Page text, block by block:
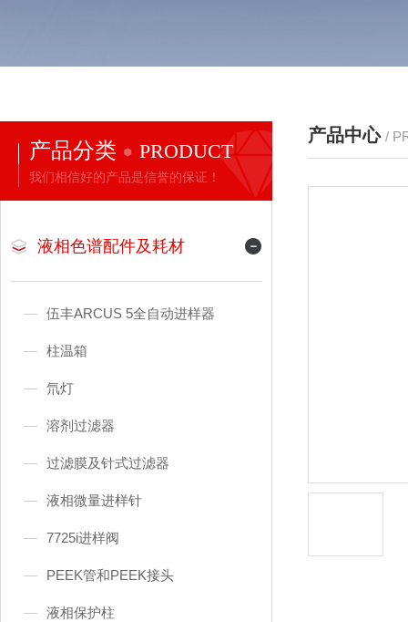
产品分类 PRODUCT
我们相信好的产品是信誉的保证！
液相色谱配件及耗材
伍丰ARCUS 5全自动进样器
柱温箱
氘灯
溶剂过滤器
过滤膜及针式过滤器
液相微量进样针
7725i进样阀
PEEK管和PEEK接头
液相保护柱
产品中心 /